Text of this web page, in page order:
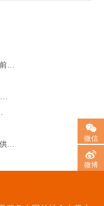
前…
…
供…
微信
微博